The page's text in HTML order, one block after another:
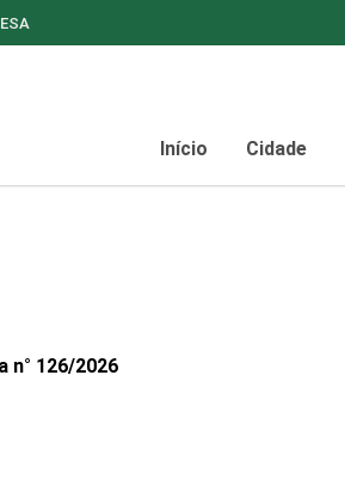
Início Cidade
n° 126/2026